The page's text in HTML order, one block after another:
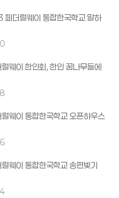
더럴웨이 통합한국학교 말하
이 한인회, 한인 꿈나무들에
이 통합한국학교 오픈하우스
이 통합한국학교 송편빚기